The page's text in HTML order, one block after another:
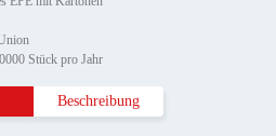
Stück pro Jahr
Beschreibung